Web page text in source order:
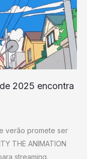
2025 encontra
verão promete ser
THE ANIMATION
streaming.